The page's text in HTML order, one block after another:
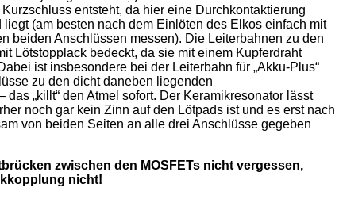
entsteht, da hier eine Durchkontaktierung
(am besten nach dem Einlöten des Elkos einfach mit
beiden Anschlüssen messen). Die Leiterbahnen zu den
Lötstopplack bedeckt, da sie mit einem Kupferdraht
ist insbesondere bei der Leiterbahn für „Akku-Plus“
zu den dicht daneben liegenden
„killt“ den Atmel sofort. Der Keramikresonator lässt
noch gar kein Zinn auf den Lötpads ist und es erst nach
von beiden Seiten an alle drei Anschlüsse gegeben
zwischen den MOSFETs nicht vergessen,
nicht!